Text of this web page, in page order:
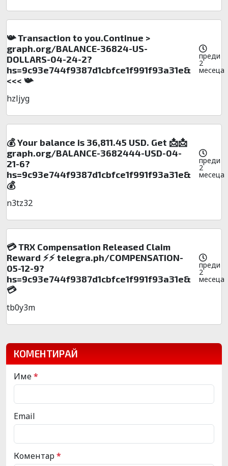
📯 Transaction to you.Continue >
graph.org/BALANCE-36824-US-
DOLLARS-04-24-2?
hs=9c93e744f9387d1cbfce1f991f93a31e&
<<< 📯
преди
2
месеца
hzljyg
💰 Your balance is 36,811.45 USD. Get 📩📩
graph.org/BALANCE-3682444-USD-04-
21-6?
hs=9c93e744f9387d1cbfce1f991f93a31e&
💰
преди
2
месеца
n3tz32
💳 TRX Compensation Released Claim
Reward ⚡⚡ telegra.ph/COMPENSATION-
05-12-9?
hs=9c93e744f9387d1cbfce1f991f93a31e&
💳
преди
2
месеца
tb0y3m
КОМЕНТИРАЙ
Име*
Email
Коментар*